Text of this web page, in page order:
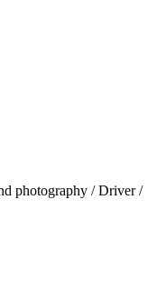
photography / Driver /